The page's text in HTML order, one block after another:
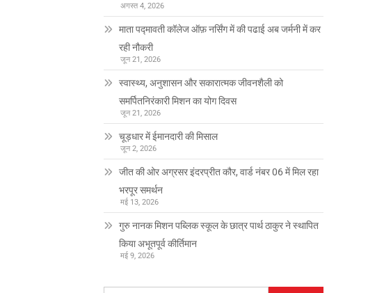
अगस्त 4, 2026
माता पद्मावती कॉलेज ऑफ़ नर्सिंग में की पढाई अब जर्मनी में कर
रही नौकरी
जून 21, 2026
स्वास्थ्य, अनुशासन और सकारात्मक जीवनशैली को
समर्पितनिरंकारी मिशन का योग दिवस
जून 21, 2026
चूड़धार में ईमानदारी की मिसाल
जून 2, 2026
जीत की ओर अग्रसर इंदरप्रीत कौर, वार्ड नंबर 06 में मिल रहा
भरपूर समर्थन
मई 13, 2026
गुरु नानक मिशन पब्लिक स्कूल के छात्र पार्थ ठाकुर ने स्थापित
किया अभूतपूर्व कीर्तिमान
मई 9, 2026